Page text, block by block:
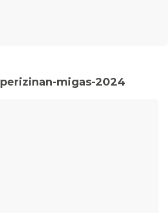
perizinan-migas-2024